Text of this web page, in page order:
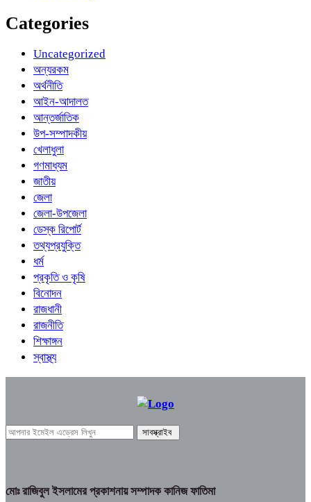
Categories
Uncategorized
অন্যরকম
অর্থনীতি
আইন-আদালত
আন্তর্জাতিক
উপ-সম্পাদকীয়
খেলাধুলা
গণমাধ্যম
জাতীয়
জেলা
জেলা-উপজেলা
ডেস্ক রিপোর্ট
তথ্যপ্রযুক্তি
ধর্ম
প্রকৃতি ও কৃষি
বিনোদন
রাজধানী
রাজনীতি
শিক্ষাঙ্গন
স্বাস্থ্য
মোঃ রাজিবুল ইসলামের প্রকাশনায় সম্পাদক কানিজ ফাতিমা